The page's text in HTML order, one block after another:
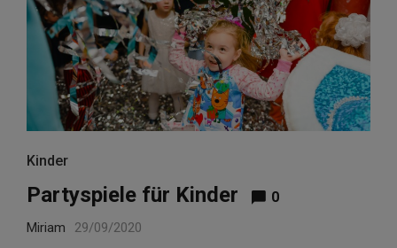
Kinder
Partyspiele für Kinder 0
Miriam 29/09/2020